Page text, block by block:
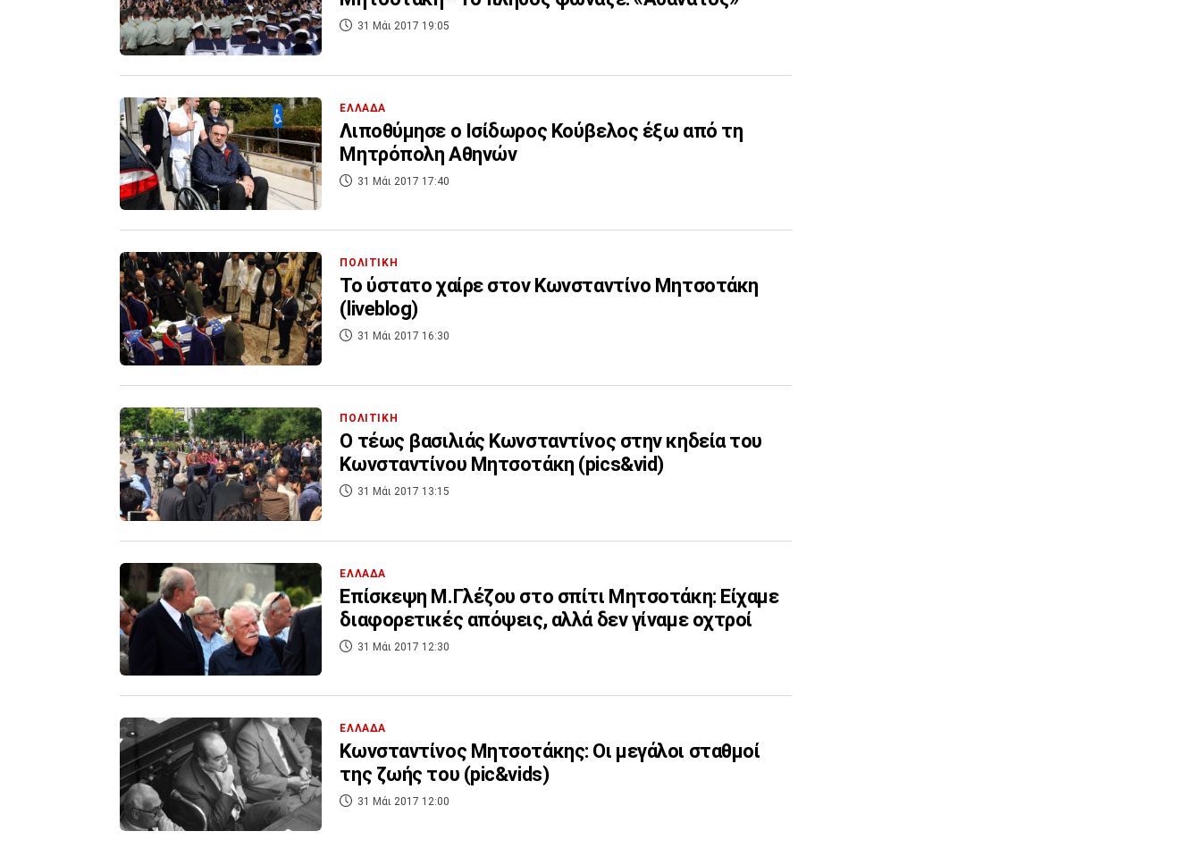
31 Μάι 2017 19:05
ΕΛΛΑΔΑ
Λιποθύμησε ο Ισίδωρος Κούβελος έξω από τη
Μητρόπολη Αθηνών
31 Μάι 2017 17:40
ΠΟΛΙΤΙΚΗ
Το ύστατο χαίρε στον Κωνσταντίνο Μητσοτάκη
(liveblog)
31 Μάι 2017 16:30
ΠΟΛΙΤΙΚΗ
Ο τέως βασιλιάς Κωνσταντίνος στην κηδεία του
Κωνσταντίνου Μητσοτάκη (pics&vid)
31 Μάι 2017 13:15
ΕΛΛΑΔΑ
Επίσκεψη Μ.Γλέζου στο σπίτι Μητσοτάκη: Είχαμε
διαφορετικές απόψεις, αλλά δεν γίναμε οχτροί
31 Μάι 2017 12:30
ΕΛΛΑΔΑ
Κωνσταντίνος Μητσοτάκης: Οι μεγάλοι σταθμοί
της ζωής του (pic&vids)
31 Μάι 2017 12:00